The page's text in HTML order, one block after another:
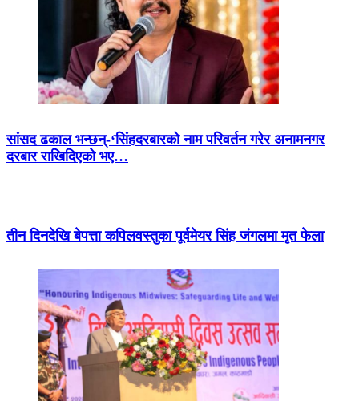
सांसद ढकाल भन्छन्-‘सिंहदरबारको नाम परिवर्तन गरेर अनामनगर
दरबार राखिदिएको भए…
तीन दिनदेखि बेपत्ता कपिलवस्तुका पूर्वमेयर सिंह जंगलमा मृत फेला